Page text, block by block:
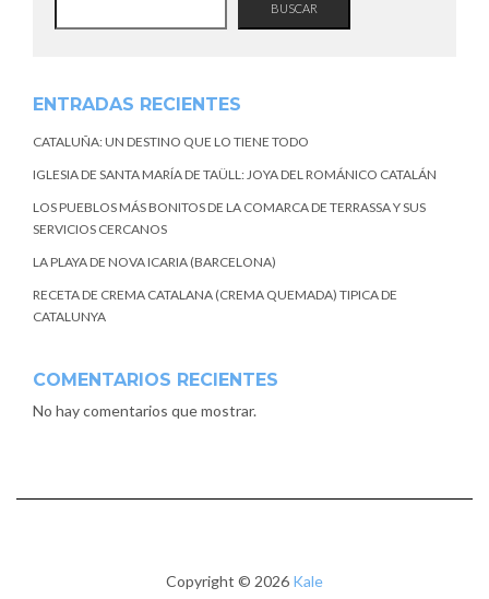
BUSCAR
ENTRADAS RECIENTES
CATALUÑA: UN DESTINO QUE LO TIENE TODO
IGLESIA DE SANTA MARÍA DE TAÜLL: JOYA DEL ROMÁNICO CATALÁN
LOS PUEBLOS MÁS BONITOS DE LA COMARCA DE TERRASSA Y SUS
SERVICIOS CERCANOS
LA PLAYA DE NOVA ICARIA (BARCELONA)
RECETA DE CREMA CATALANA (CREMA QUEMADA) TIPICA DE
CATALUNYA
COMENTARIOS RECIENTES
No hay comentarios que mostrar.
Copyright © 2026 Kale